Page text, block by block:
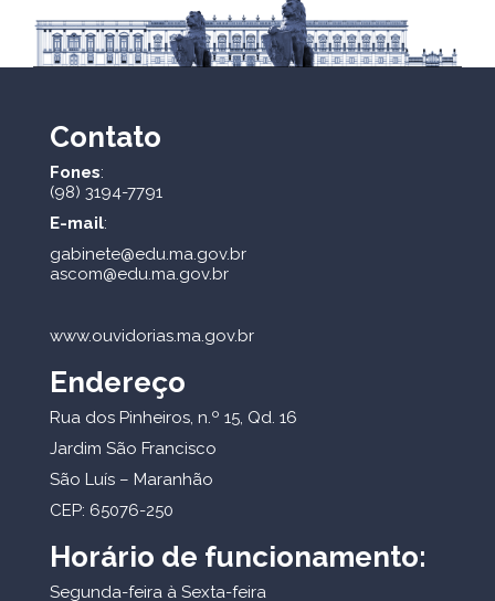
Contato
Fones:
(98) 3194-7791
E-mail:
gabinete@edu.ma.gov.br
ascom@edu.ma.gov.br
www.ouvidorias.ma.gov.br
Endereço
Rua dos Pinheiros, n.º 15, Qd. 16
Jardim São Francisco
São Luís – Maranhão
CEP: 65076-250
Horário de funcionamento:
Segunda-feira à Sexta-feira